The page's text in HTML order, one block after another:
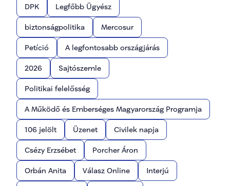
DPK Legfőbb Ügyész
biztonságpolitika Mercosur
Petíció A legfontosabb országjárás
2026 Sajtószemle
Politikai felelősség
A Működő és Emberséges Magyarország Programja
106 jelölt Üzenet Civilek napja
Csézy Erzsébet Porcher Áron
Orbán Anita Válasz Online Interjú